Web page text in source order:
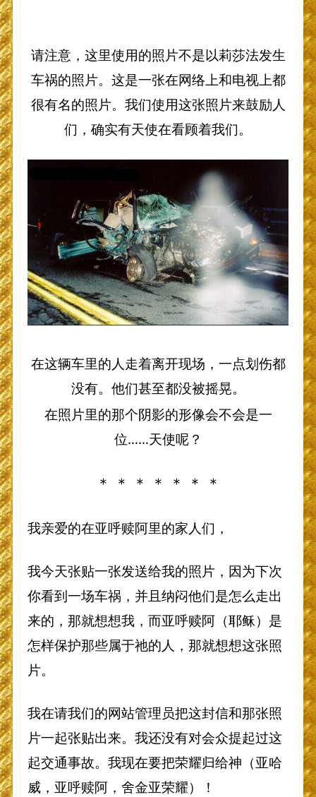
请注意，这里使用的照片不是以莉莎法发生
车祸的照片。这是一张在网络上和电视上都
很有名的照片。我们使用这张照片来鼓励人
们，确实有天使在看顾着我们。
在这辆车里的人走着离开现场，一点划伤都
没有。他们甚至都没被摇晃。
在照片里的那个阴影的形像会不会是一
位……天使呢？
＊ ＊ ＊ ＊ ＊ ＊ ＊
我亲爱的在亚呼赎阿里的家人们，
我今天张贴一张发送给我的照片，因为下次
你看到一场车祸，并且纳闷他们是怎么走出
来的，那就想想我，而亚呼赎阿（耶稣）是
怎样保护那些属于祂的人，那就想想这张照
片。
我在请我们的网站管理员把这封信和那张照
片一起张贴出来。我还没有对会众提起过这
起交通事故。我现在要把荣耀归给神（亚哈
威，亚呼赎阿，舍金亚荣耀）！